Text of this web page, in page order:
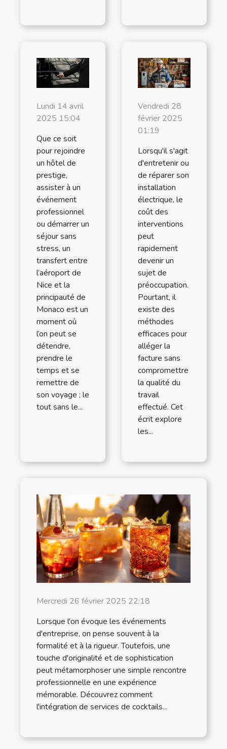
Lundi 14 avril
2025 15:04
Que ce soit
pour rejoindre
un hôtel de
prestige,
assister à un
événement
professionnel
ou démarrer un
séjour sans
stress, un
transfert entre
l’aéroport de
Nice et la
principauté de
Monaco est un
moment où
l’on peut se
détendre,
prendre le
temps et se
remettre de
son voyage ; le
tout sans le...
Vendredi 28
février 2025
01:19
Lorsqu'il s'agit
d'entretenir ou
de réparer son
installation
électrique, le
coût des
interventions
peut
rapidement
devenir un
sujet de
préoccupation.
Pourtant, il
existe des
méthodes
efficaces pour
alléger la
facture sans
compromettre
la qualité du
travail
effectué. Cet
écrit explore
les...
Mercredi 26 février 2025 22:18
Lorsque l'on évoque les événements
d'entreprise, on pense souvent à la
formalité et à la rigueur. Toutefois, une
touche d'originalité et de sophistication
peut métamorphoser une simple rencontre
professionnelle en une expérience
mémorable. Découvrez comment
l'intégration de services de cocktails...